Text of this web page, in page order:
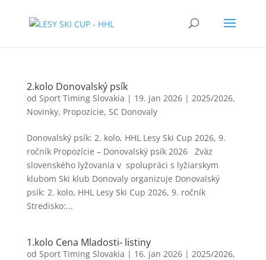
2.kolo Donovalský psík
od Sport Timing Slovakia | 19. jan 2026| 2025/2026,
Novinky, Propozície, SC Donovaly
Donovalský psík: 2. kolo, HHL Lesy Ski Cup 2026, 9.
ročník Propozície – Donovalský psík 2026 Zväz
slovenského lyžovania v spolupráci s lyžiarskym
klubom Ski klub Donovaly organizuje Donovalský
psík: 2. kolo, HHL Lesy Ski Cup 2026, 9. ročník
Stredisko:...
1.kolo Cena Mladosti- listiny
od Sport Timing Slovakia | 16. jan 2026| 2025/2026,